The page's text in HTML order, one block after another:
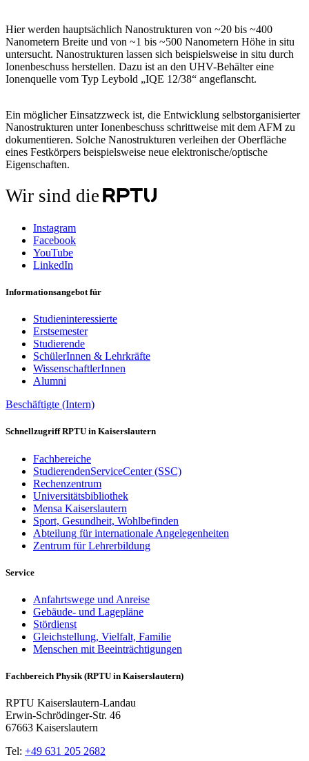
Hier werden hauptsächlich Nanostrukturen von ~20 bis ~400
Nanometern Breite und von ~1 bis ~500 Nanometern Höhe in situ
untersucht. Nanostrukturen lassen sich beispielsweise in situ durch
Ionenbeschuss herstellen. Dazu ist an den UHV-Behälter eine
Ionenquelle vom Typ Leybold „IQE 12/38“ angeflanscht.
Ein möglicher Einsatzzweck ist, die Entwicklung selbstorganisierter
Nanostrukturen unter Ionenbeschuss schrittweise mit dem AFM zu
dokumentieren. Solche Nanostrukturen verleihen der Oberfläche
eines Festkörpers beispielsweise neue elektronische/optische
Eigenschaften.
Wir sind die
Instagram
Facebook
YouTube
LinkedIn
Informationsangebot für
Studieninteressierte
Erstsemester
Studierende
SchülerInnen & Lehrkräfte
WissenschaftlerInnen
Alumni
Beschäftigte (Intern)
Schnellzugriff RPTU in Kaiserslautern
Fachbereiche
StudierendenServiceCenter (SSC)
Rechenzentrum
Universitätsbibliothek
Mensa Kaiserslautern
Sport, Gesundheit, Wohlbefinden
Abteilung für internationale Angelegenheiten
Zentrum für Lehrerbildung
Service
Anfahrtswege und Anreise
Gebäude- und Lagepläne
Stördienst
Gleichstellung, Vielfalt, Familie
Menschen mit Beeinträchtigungen
Fachbereich Physik (RPTU in Kaiserslautern)
RPTU Kaiserslautern-Landau
Erwin-Schrödinger-Str. 46
67663 Kaiserslautern
Tel: +49 631 205 2682